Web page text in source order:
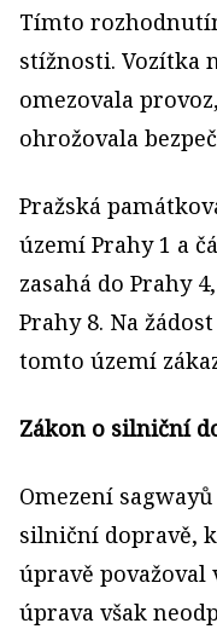
Tímto
stížnosti. Vozítka
omezovala
ohrožovala
Pražská
území Prahy 1 a
zasahá do Prahy
Prahy 8. Na
tomto území
Zákon o silniční
Omezení
silniční dopravě,
úpravě považoval
úprava však